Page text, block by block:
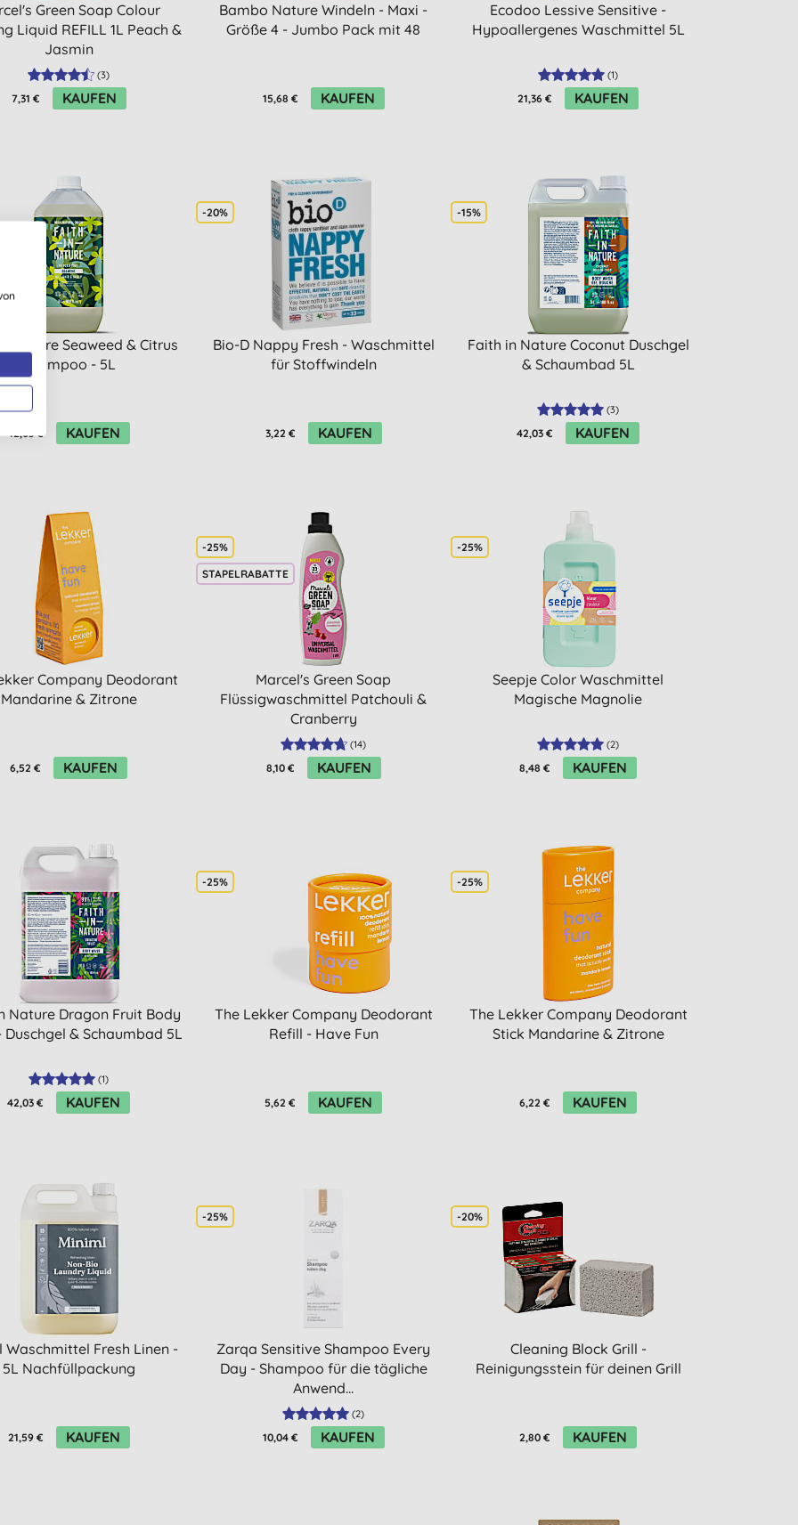
Green Soap Colour
Liquid REFILL 1L Peach &
Jasmin
(3)
7,31 € KAUFEN
Bambo Nature Windeln - Maxi -
Größe 4 - Jumbo Pack mit 48
15,68 € KAUFEN
Ecodoo Lessive Sensitive -
Hypoallergenes Waschmittel 5L
(1)
21,36 € KAUFEN
in Nature Seaweed & Citrus
Shampoo - 5L
42,03 € KAUFEN
-20%
Bio-D Nappy Fresh - Waschmittel
für Stoffwindeln
3,22 € KAUFEN
-15%
Faith in Nature Coconut Duschgel
& Schaumbad 5L
(3)
42,03 € KAUFEN
Company Deodorant
Mandarine & Zitrone
6,52 € KAUFEN
-25%
STAPELRABATTE
Marcel's Green Soap
Flüssigwaschmittel Patchouli &
Cranberry
(14)
8,10 € KAUFEN
-25%
Seepje Color Waschmittel
Magische Magnolie
(2)
8,48 € KAUFEN
Nature Dragon Fruit Body
Duschgel & Schaumbad 5L
(1)
42,03 € KAUFEN
-25%
The Lekker Company Deodorant
Refill - Have Fun
5,62 € KAUFEN
-25%
The Lekker Company Deodorant
Stick Mandarine & Zitrone
6,22 € KAUFEN
Waschmittel Fresh Linen -
5L Nachfüllpackung
21,59 € KAUFEN
-25%
Zarqa Sensitive Shampoo Every
Day - Shampoo für die tägliche
Anwend...
(2)
10,04 € KAUFEN
-20%
Cleaning Block Grill -
Reinigungsstein für deinen Grill
2,80 € KAUFEN